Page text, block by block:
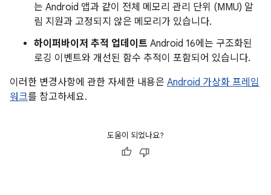
는 Android 앱과 같이 전체 메모리 관리 단위 (MMU) 알
림 지원과 고정되지 않은 메모리가 있습니다.
하이퍼바이저 추적 업데이트 Android 16에는 구조화된
로깅 이벤트와 개선된 함수 추적이 포함되어 있습니다.
이러한 변경사항에 관한 자세한 내용은 Android 가상화 프레임
워크를 참고하세요.
도움이 되었나요?